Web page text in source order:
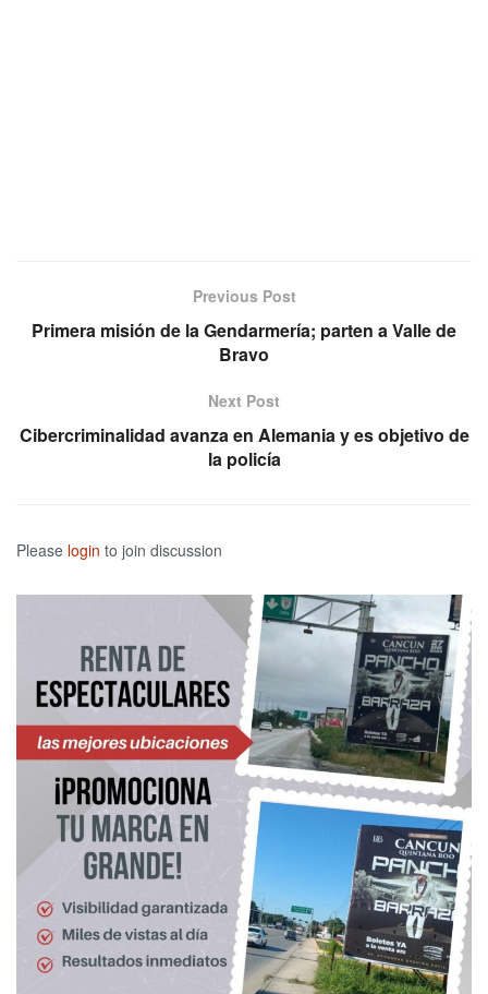
Previous Post
Primera misión de la Gendarmería; parten a Valle de
Bravo
Next Post
Cibercriminalidad avanza en Alemania y es objetivo de
la policía
Please login to join discussion